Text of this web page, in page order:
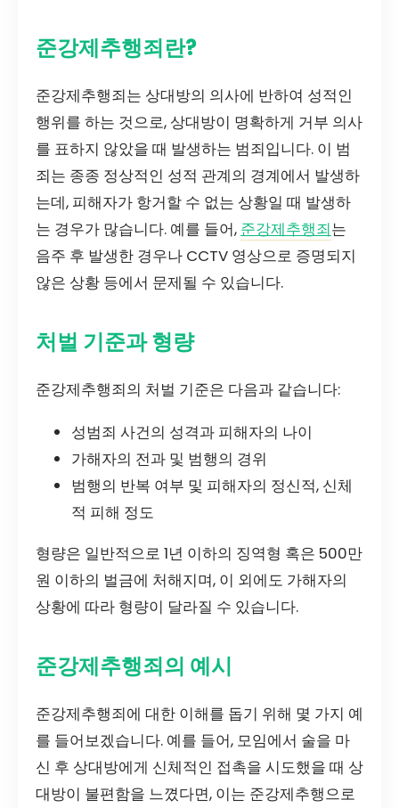
준강제추행죄란?
준강제추행죄는 상대방의 의사에 반하여 성적인
행위를 하는 것으로, 상대방이 명확하게 거부 의사
를 표하지 않았을 때 발생하는 범죄입니다. 이 범
죄는 종종 정상적인 성적 관계의 경계에서 발생하
는데, 피해자가 항거할 수 없는 상황일 때 발생하
는 경우가 많습니다. 예를 들어, 준강제추행죄는
음주 후 발생한 경우나 CCTV 영상으로 증명되지
않은 상황 등에서 문제될 수 있습니다.
처벌 기준과 형량
준강제추행죄의 처벌 기준은 다음과 같습니다:
성범죄 사건의 성격과 피해자의 나이
가해자의 전과 및 범행의 경위
범행의 반복 여부 및 피해자의 정신적, 신체
적 피해 정도
형량은 일반적으로 1년 이하의 징역형 혹은 500만
원 이하의 벌금에 처해지며, 이 외에도 가해자의
상황에 따라 형량이 달라질 수 있습니다.
준강제추행죄의 예시
준강제추행죄에 대한 이해를 돕기 위해 몇 가지 예
를 들어보겠습니다. 예를 들어, 모임에서 술을 마
신 후 상대방에게 신체적인 접촉을 시도했을 때 상
대방이 불편함을 느꼈다면, 이는 준강제추행으로